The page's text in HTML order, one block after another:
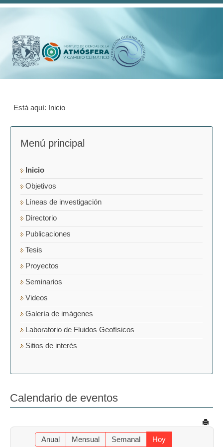
Está aquí: Inicio
Menú principal
Inicio
Objetivos
Líneas de investigación
Directorio
Publicaciones
Tesis
Proyectos
Seminarios
Videos
Galería de imágenes
Laboratorio de Fluidos Geofísicos
Sitios de interés
Calendario de eventos
Anual Mensual Semanal Hoy